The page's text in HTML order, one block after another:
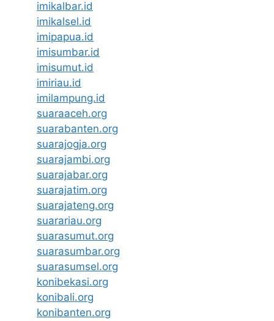
imikalbar.id
imikalsel.id
imipapua.id
imisumbar.id
imisumut.id
imiriau.id
imilampung.id
suaraaceh.org
suarabanten.org
suarajogja.org
suarajambi.org
suarajabar.org
suarajatim.org
suarajateng.org
suarariau.org
suarasumut.org
suarasumbar.org
suarasumsel.org
konibekasi.org
konibali.org
konibanten.org